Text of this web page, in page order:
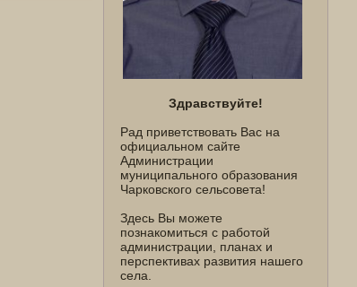
Здравствуйте!
Рад приветствовать Вас на
официальном сайте
Администрации
муниципального образования
Чарковского сельсовета!
Здесь Вы можете
познакомиться с работой
администрации, планах и
перспективах развития нашего
села.